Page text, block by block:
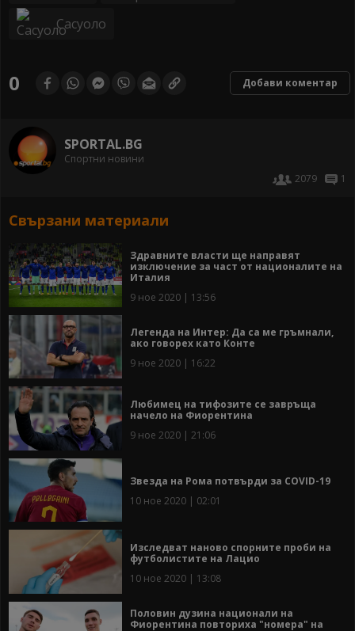
Сасуоло
0 Добави коментар
SPORTAL.BG
Спортни новини
2079
1
Свързани материали
Здравните власти ще направят
изключение за част от националите на
Италия
9 ное 2020 | 13:56
Легенда на Интер: Да са ме гръмнали,
ако говорех като Конте
9 ное 2020 | 16:22
Любимец на тифозите се завръща
начело на Фиорентина
9 ное 2020 | 21:06
Звезда на Рома потвърди за COVID-19
10 ное 2020 | 02:01
Изследват наново спорните проби на
футболистите на Лацио
10 ное 2020 | 13:08
Половин дузина национали на
Фиорентина повториха "номера" на